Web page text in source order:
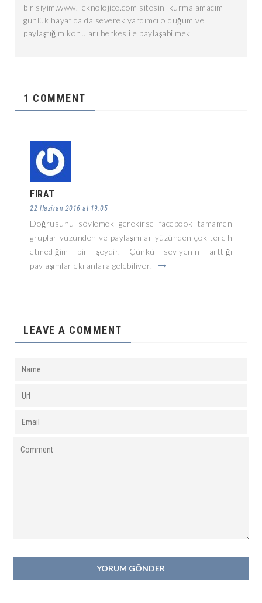
birisiyim.www.Teknolojice.com sitesini kurma amacım
günlük hayat'da da severek yardımcı olduğum ve
paylaştığım konuları herkes ile paylaşabilmek
1 COMMENT
FIRAT
22 Haziran 2016 at 19:05
Doğrusunu söylemek gerekirse facebook tamamen
gruplar yüzünden ve paylaşımlar yüzünden çok tercih
etmediğim bir şeydir. Çünkü seviyenin arttığı
paylaşımlar ekranlara gelebiliyor.
LEAVE A COMMENT